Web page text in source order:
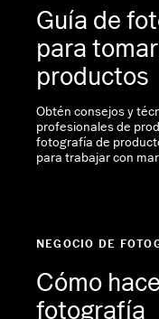
Guía de
para
productos
Obtén consejos y
profesionales de
fotografía de
para trabajar con
NEGOCIO DE
Cómo
fotografía